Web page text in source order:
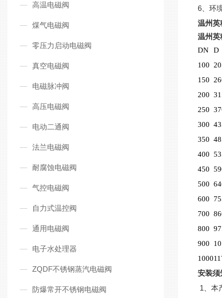
高温电磁阀
煤气电磁阀
零压力启动电磁阀
真空电磁阀
电磁脉冲阀
高压电磁阀
电动二通阀
法兰电磁阀
耐腐蚀电磁阀
气控电磁阀
自力式温控阀
通用电磁阀
电子水处理器
ZQDF不锈钢蒸汽电磁阀
防爆常开不锈钢电磁阀
6、环
温州英
温州英
DN
D
100
150
200
250
300
350
400
450
500
600
700
800
900
1000
安装须
1、本